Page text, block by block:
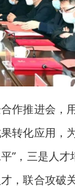
作推进会，
转化应用，
”，三是人
，联合攻破